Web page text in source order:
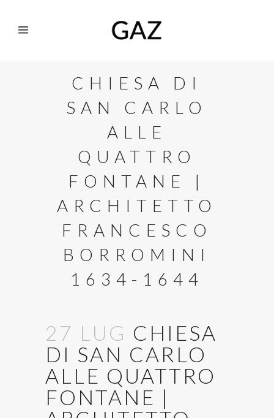
CHIESA DI
SAN CARLO
ALLE
QUATTRO
FONTANE |
ARCHITETTO
FRANCESCO
BORROMINI
1634-1644
27 LUG CHIESA
DI SAN CARLO
ALLE QUATTRO
FONTANE |